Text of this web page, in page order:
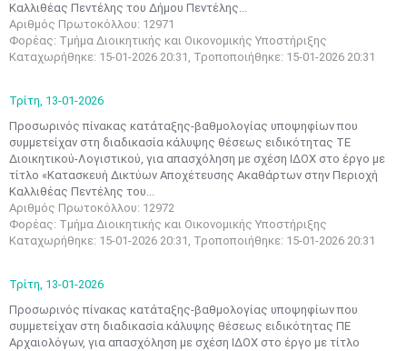
Καλλιθέας Πεντέλης του Δήμου Πεντέλης...
Αριθμός Πρωτοκόλλου: 12971
Φορέας: Τμήμα Διοικητικής και Οικονομικής Υποστήριξης
Καταχωρήθηκε: 15-01-2026 20:31, Τροποποιήθηκε: 15-01-2026 20:31
Τρίτη, 13-01-2026
Προσωρινός πίνακας κατάταξης-βαθμολογίας υποψηφίων που
συμμετείχαν στη διαδικασία κάλυψης θέσεως ειδικότητας ΤΕ
Διοικητικού-Λογιστικού, για απασχόληση με σχέση ΙΔΟΧ στο έργο με
τίτλο «Κατασκευή Δικτύων Αποχέτευσης Ακαθάρτων στην Περιοχή
Καλλιθέας Πεντέλης του...
Αριθμός Πρωτοκόλλου: 12972
Φορέας: Τμήμα Διοικητικής και Οικονομικής Υποστήριξης
Καταχωρήθηκε: 15-01-2026 20:31, Τροποποιήθηκε: 15-01-2026 20:31
Τρίτη, 13-01-2026
Προσωρινός πίνακας κατάταξης-βαθμολογίας υποψηφίων που
συμμετείχαν στη διαδικασία κάλυψης θέσεως ειδικότητας ΠΕ
Αρχαιολόγων, για απασχόληση με σχέση ΙΔΟΧ στο έργο με τίτλο